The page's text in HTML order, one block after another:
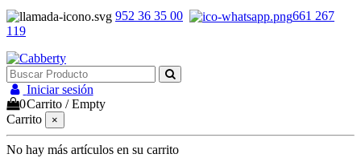
952 36 35 00
661 267
119
Iniciar sesión
0Carrito /Empty
Carrito
×
No hay más artículos en su carrito